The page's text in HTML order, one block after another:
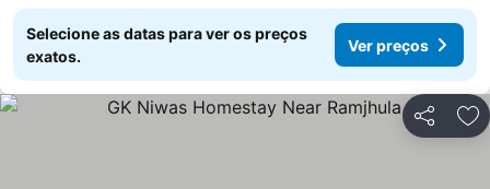
Selecione as datas para ver os preços
exatos.
Ver preços
Partilhar